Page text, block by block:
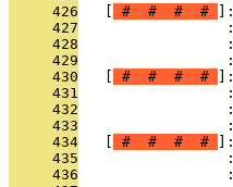
     426
# # # # ]:
     427
                 :
     428
                 :
     429
                 :
     430
# # # # ]:
     431
                 :
     432
                 :
     433
                 :
     434
# # # # ]:
     435
                 :
     436
                 :